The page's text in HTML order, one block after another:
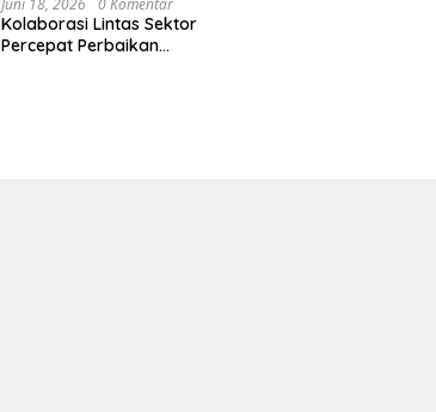
Juni 18, 2026 0 Komentar
Kolaborasi Lintas Sektor
Percepat Perbaikan